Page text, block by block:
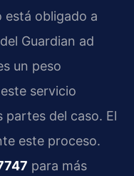
está obligado a
Guardian ad
un peso
servicio
partes del caso. El
este proceso.
para más